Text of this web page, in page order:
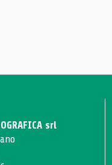
srl